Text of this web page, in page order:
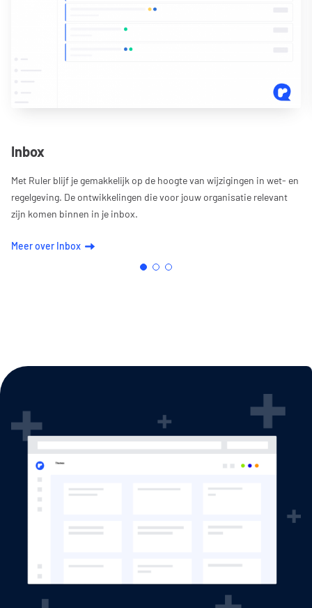
Inbox
Met Ruler blijf je gemakkelijk op de hoogte van wijzigingen in wet- en
regelgeving. De ontwikkelingen die voor jouw organisatie relevant
zijn komen binnen in je inbox.
Meer over Inbox